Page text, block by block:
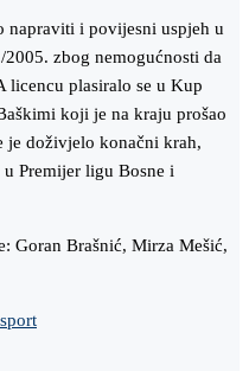
napraviti i povijesni uspjeh u
zbog nemogućnosti da
licencu plasiralo se u Kup
koji je na kraju prošao
je doživjelo konačni krah,
Premijer ligu Bosne i
Goran Brašnić, Mirza Mešić,
sport